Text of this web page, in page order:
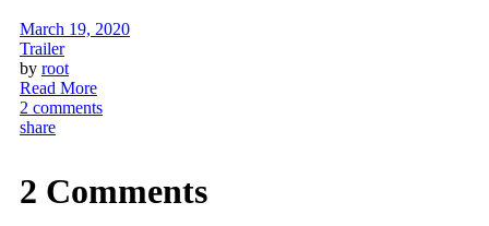
March 19, 2020
Trailer
by root
Read More
2 comments
share
2 Comments